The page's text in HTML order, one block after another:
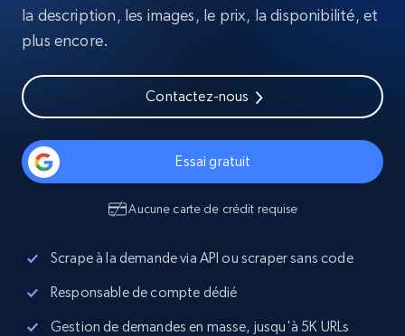
la description, les images, le prix, la disponibilité, et
plus encore.
Contactez-nous
Essai gratuit
Aucune carte de crédit requise
Scrape à la demande via API ou scraper sans code
Responsable de compte dédié
Gestion de demandes en masse, jusqu'à 5K URLs